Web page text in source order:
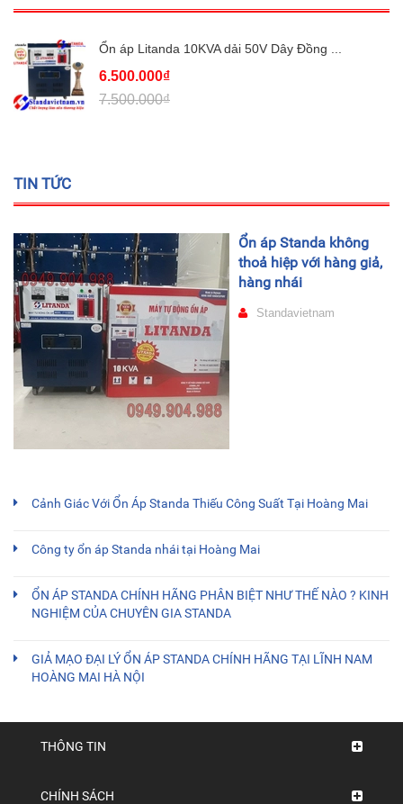
Ổn áp Litanda 10KVA dải 50V Dây Đồng ...
6.500.000₫
7.500.000₫
TIN TỨC
Ổn áp Standa không
thoả hiệp với hàng giả,
hàng nhái
Standavietnam
Cảnh Giác Với Ổn Áp Standa Thiếu Công Suất Tại Hoàng Mai
Công ty ổn áp Standa nhái tại Hoàng Mai
ỔN ÁP STANDA CHÍNH HÃNG PHÂN BIỆT NHƯ THẾ NÀO ? KINH
NGHIỆM CỦA CHUYÊN GIA STANDA
GIẢ MẠO ĐẠI LÝ ỔN ÁP STANDA CHÍNH HÃNG TẠI LĨNH NAM
HOÀNG MAI HÀ NỘI
THÔNG TIN
CHÍNH SÁCH